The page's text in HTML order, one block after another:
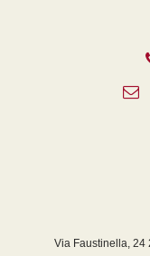
Via Faustinella, 24